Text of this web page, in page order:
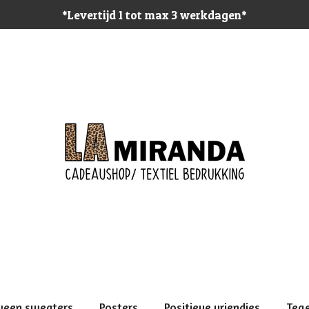
*Levertijd 1 tot max 3 werkdagen*